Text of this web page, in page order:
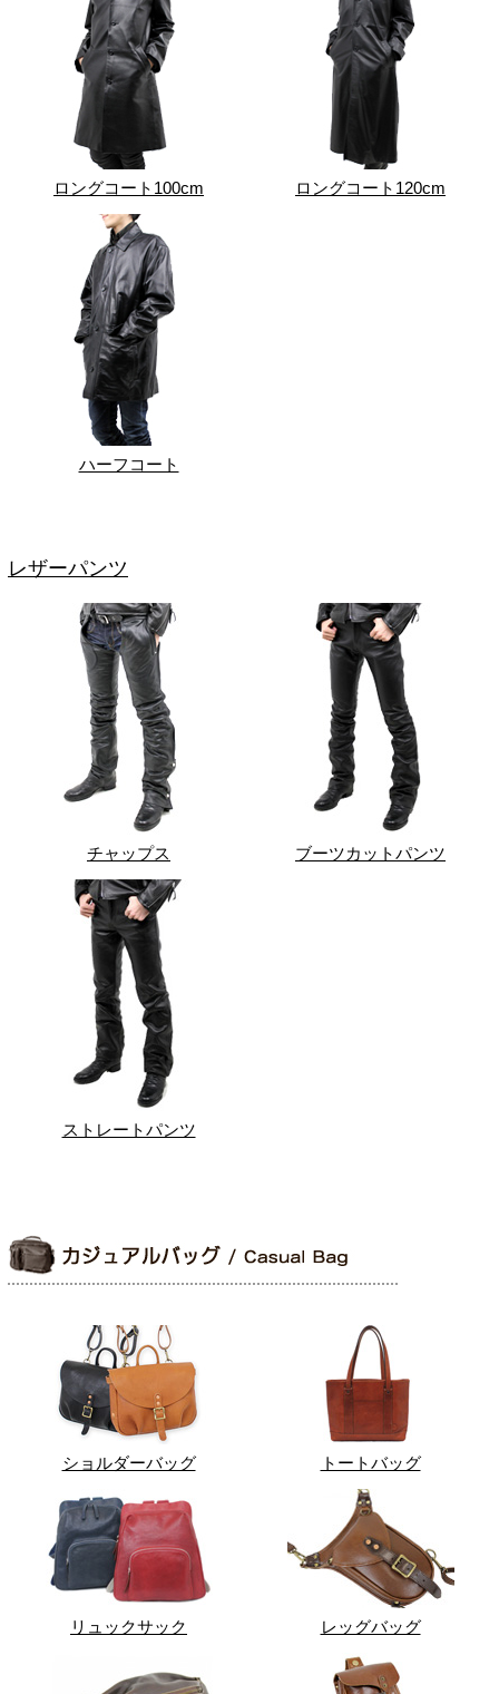
ロングコート100cm ロングコート120cm
ハーフコート
レザーパンツ
チャップス ブーツカットパンツ
ストレートパンツ
ショルダーバッグ トートバッグ
リュックサック レッグバッグ